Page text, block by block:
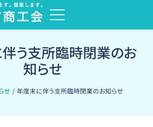
う支所臨時閉業のお
知らせ
せ 年度末に伴う支所臨時閉業のお知らせ